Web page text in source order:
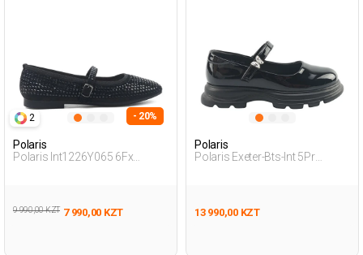
2 - 20%
Polaris
Polaris Int1226Y065 6Fx
9 990,00 KZT 7 990,00 KZT
Polaris
Polaris Exeter-Bts-Int 5Pr
13 990,00 KZT